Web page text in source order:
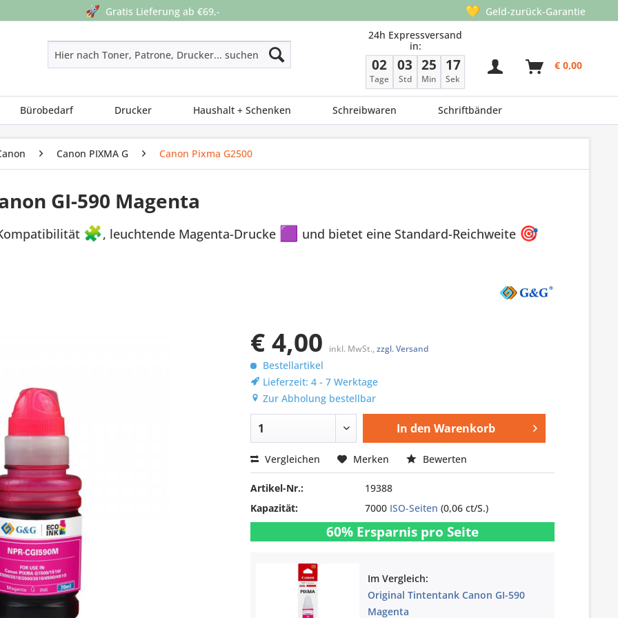
🚀 Gratis Lieferung ab €69,- 💛 Geld-zurück-Garantie
24h Expressversand
in:
02
Tage
03
Std
25
Min
17
Sek
€ 0,00
Bürobedarf Drucker Haushalt + Schenken Schreibwaren Schriftbänder
Canon PIXMA G Canon Pixma G2500
GI-590 Magenta
🧩, leuchtende Magenta-Drucke 🟪 und bietet eine Standard-Reichweite 🎯
€ 4,00 inkl. MwSt.,zzgl. Versand
Bestellartikel
Lieferzeit: 4 - 7 Werktage
Zur Abholung bestellbar
In den Warenkorb
Vergleichen Merken Bewerten
Artikel-Nr.:
19388
Kapazität:
7000 ISO-Seiten (0,06 ct/S.)
60% Ersparnis pro Seite
Im Vergleich:
Original Tintentank Canon GI-590
Magenta